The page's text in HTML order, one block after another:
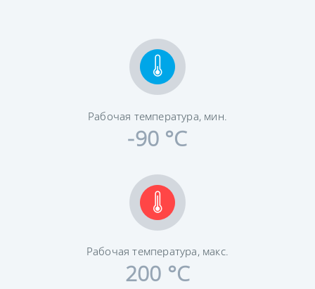
Рабочая температура, мин.
-90 °C
Рабочая температура, макс.
200 °C